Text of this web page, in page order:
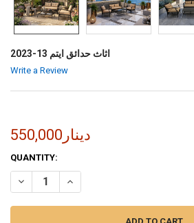
اثاث حدائق ايتم 13-2023
Write a Review
550,000دينار
CURRENT
STOCK:
QUANTITY: